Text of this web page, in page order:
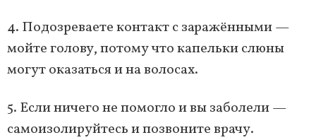
4. Подозреваете контакт с заражёнными —
мойте голову, потому что капельки слюны
могут оказаться и на волосах.
5. Если ничего не помогло и вы заболели —
самоизолируйтесь и позвоните врачу.